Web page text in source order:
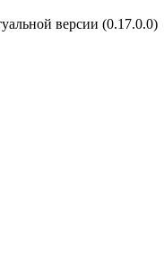
версии (0.17.0.0)